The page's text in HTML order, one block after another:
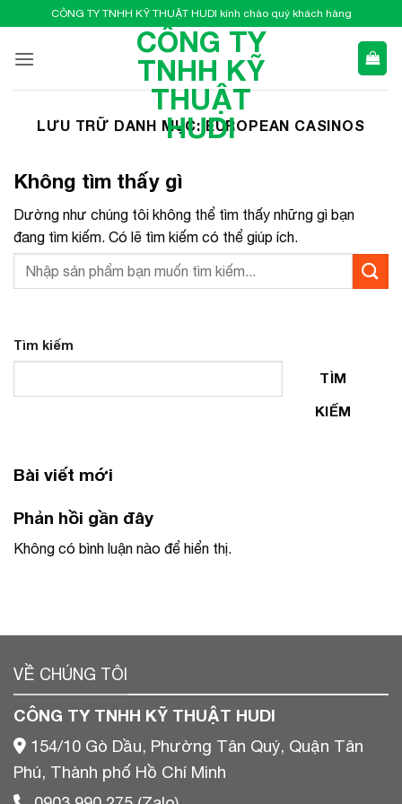
qua
nội
CÔNG TY TNHH KỸ THUẬT HUDI kính chào quý khách hàng
CÔNG TY
TNHH KỸ
THUẬT
HUDI
LƯU TRỮ DANH MỤC: EUROPEAN CASINOS
Không tìm thấy gì
Dường như chúng tôi không thể tìm thấy những gì bạn
đang tìm kiếm. Có lẽ tìm kiếm có thể giúp ích.
Tìm kiếm
TÌM
KIẾM
Bài viết mới
Phản hồi gần đây
Không có bình luận nào để hiển thị.
VỀ CHÚNG TÔI
CÔNG TY TNHH KỸ THUẬT HUDI
154/10 Gò Dầu, Phường Tân Quý, Quận Tân
Phú, Thành phố Hồ Chí Minh